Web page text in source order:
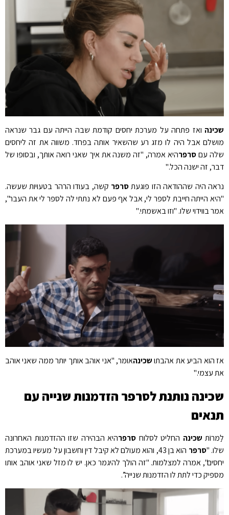
ואז פתחה על מערכת יחסים קודמת שבה הייתה עם גבר שנראה
אבל היה לו מזג רע שהשאיר אותה בפחד. משווה את זה ליחסים
עםסרפרהיא אמרה, "זה משנה את איך שאני רואה אותך, ובסופו של
זה ישנה הכל."
היה שההודאה הזו פוגעתסרפרקשה, בעודו הרהר בטעויות שעשה.
הייתה חייבת לספר לי, אבל אף פעם לא נתתי לה לספר לי את העבר",
בווידוי שלו. "וזו באשמתי."
הוא הביע את אהבתושכינהאומר, "אני אוהב אותך יותר ממה שאני אוהב
עצמי."
נותנת לסרפר הזדמנות שנייה עם
שכינההחליט לסלוחסרפרהיא הבהירה שזו ההזדמנות האחרונה
"סרפר
הוא בן 43, והוא מעולם לא קיבל דין וחשבון על מעשיו במערכת
אמרה למצלמות. "זה הולך להיגמר כאן. יש לו מזל שאני אוהב אותו
כדי לתת לו הזדמנות שנייה”.